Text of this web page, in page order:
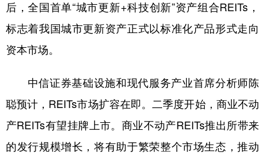
后，全国首单“城市更新+科技创新”资产组合REITs，
标志着我国城市更新资产正式以标准化产品形式走向
资本市场。
中信证券基础设施和现代服务产业首席分析师陈
聪预计，REITs市场扩容在即。二季度开始，商业不动
产REITs有望挂牌上市。商业不动产REITs推出所带来
的发行规模增长，将有助于繁荣整个市场生态，推动